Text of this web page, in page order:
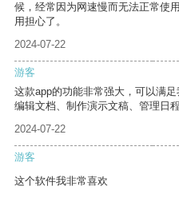
候，经常因为网速慢而无法正常使
用担心了。
2024-07-22
游客
这款app的功能非常强大，可以满
编辑文档、制作演示文稿、管理日程
2024-07-22
游客
这个软件我非常喜欢